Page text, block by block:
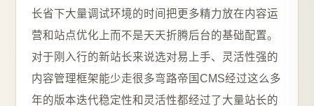
长省下大量调试环境的时间把更多精力放在内容运
营和站点优化上而不是天天折腾后台的基础配置。
对于刚入行的新站长来说选对易上手、灵活性强的
内容管理框架能少走很多弯路帝国CMS经过这么多
年的版本迭代稳定性和灵活性都经过了大量站长的